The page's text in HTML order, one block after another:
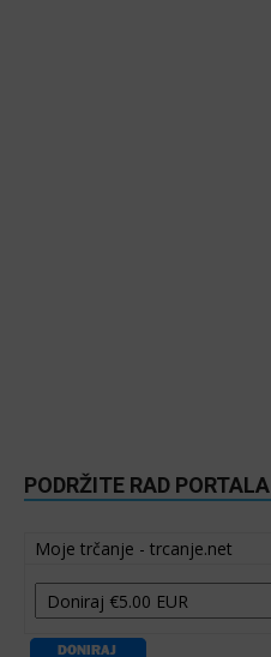
PODRŽITE RAD PORTALA
Moje trčanje - trcanje.net